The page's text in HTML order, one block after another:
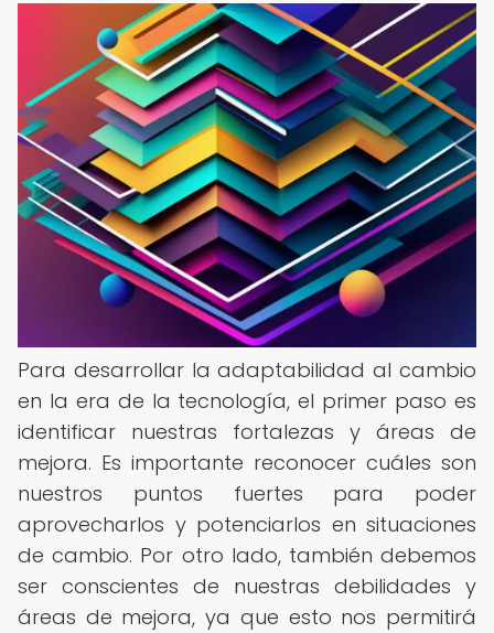
Para desarrollar la adaptabilidad al cambio
en la era de la tecnología, el primer paso es
identificar nuestras fortalezas y áreas de
mejora. Es importante reconocer cuáles son
nuestros puntos fuertes para poder
aprovecharlos y potenciarlos en situaciones
de cambio. Por otro lado, también debemos
ser conscientes de nuestras debilidades y
áreas de mejora, ya que esto nos permitirá